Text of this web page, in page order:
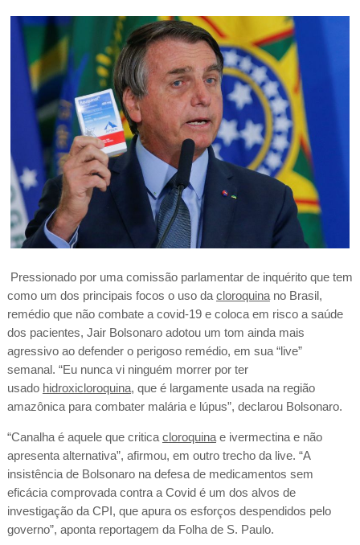
Pressionado por uma comissão parlamentar de inquérito que tem
como um dos principais focos o uso da cloroquinano Brasil,
remédio que não combate a covid-19 e coloca em risco a saúde
dos pacientes, Jair Bolsonaro adotou um tom ainda mais
agressivo ao defender o perigoso remédio, em sua “live”
semanal. “Eu nunca vi ninguém morrer por ter
usado hidroxicloroquina, que é largamente usada na região
amazônica para combater malária e lúpus”, declarou Bolsonaro.
“Canalha é aquele que critica cloroquinae ivermectina e não
apresenta alternativa”, afirmou, em outro trecho da live. “A
insistência de Bolsonaro na defesa de medicamentos sem
eficácia comprovada contra a Covid é um dos alvos de
investigação da CPI, que apura os esforços despendidos pelo
governo”, aponta reportagem da Folha de S. Paulo.